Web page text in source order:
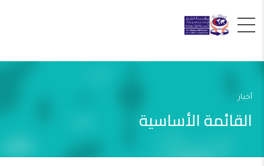
أخبار
القائمة الأساسية